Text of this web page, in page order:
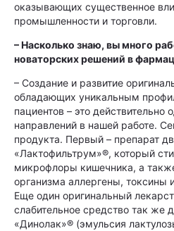
оказывающих существенное
промышленности и торговли.
– Насколько знаю, вы много
новаторских решений в
– Создание и развитие
обладающих уникальным
пациентов – это действительно
направлений в нашей работе.
продукта. Первый – препарат
«Лактофильтрум»®, который
микрофлоры кишечника, а
организма аллергены, токсины
Еще один оригинальный
слабительное средство так же
«Динолак»® (эмульсия